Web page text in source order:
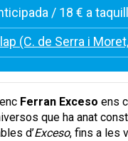
/ 18 € a
(C. de Serra i
Ferran Exceso ens
que ha anat
d’Exceso, fins a les